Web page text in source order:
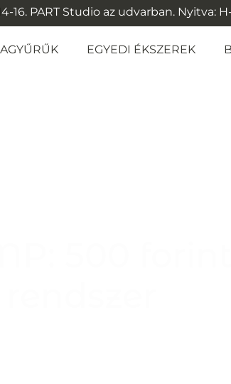
PART Studio az udvarban. Nyitva: H-
EGYEDI ÉKSZEREK